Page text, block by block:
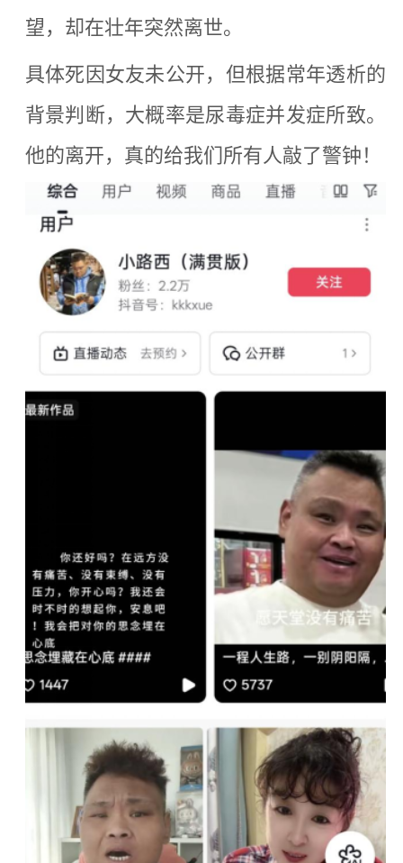
望，却在壮年突然离世。
具体死因女友未公开，但根据常年透析的
背景判断，大概率是尿毒症并发症所致。
他的离开，真的给我们所有人敲了警钟 ！